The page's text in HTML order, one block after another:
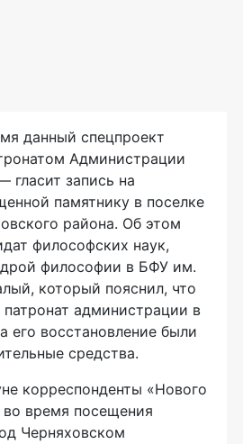
данный спецпроект
Администрации
гласит запись на
памятнику в поселке
района. Об этом
философских наук,
философии в БФУ им.
который пояснил, что
администрации в
его восстановление были
средства.
корреспонденты «Нового
во время посещения
Черняховском